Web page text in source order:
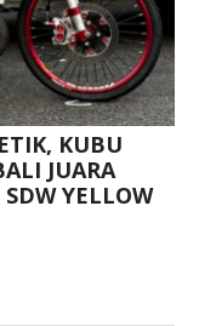
KUBU
JUARA
YELLOW